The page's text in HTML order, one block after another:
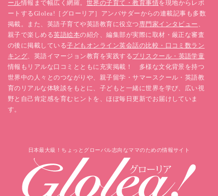
ール情報まで幅広く網羅。 世界の子育て・教育事情を現地からレポ
ートするGlolea!［グローリア］アンバサダーからの連載記事も多数
掲載。また、英語子育てや英語教育に役立つ専門家インタビュー 、
親子で楽しめる英語絵本の紹介、編集部が実際に取材・厳正な審査
の後に掲載している子どもオンライン英会話の比較・口コミ数ラン
キング、英語イマージョン教育を実践するプリスクール・英語学童
情報もリアルな口コミとともに充実掲載！ 多様な文化背景を持つ
世界中の人々とのつながりや、親子留学・サマースクール・英語教
育のリアルな体験談をもとに、子どもと一緒に世界を学び、広い視
野と自己肯定感を育むヒントを、ほぼ毎日更新でお届けしていま
す。
日本最大級！ちょっとグローバル志向なママのための情報サイト